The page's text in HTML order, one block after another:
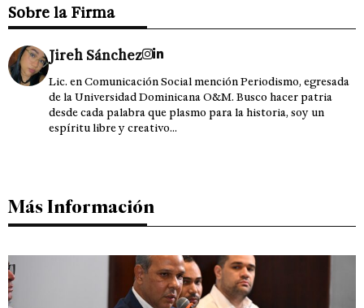
Sobre la Firma
Jireh Sánchez
Lic. en Comunicación Social mención Periodismo, egresada
de la Universidad Dominicana O&M. Busco hacer patria
desde cada palabra que plasmo para la historia, soy un
espíritu libre y creativo...
Más Información